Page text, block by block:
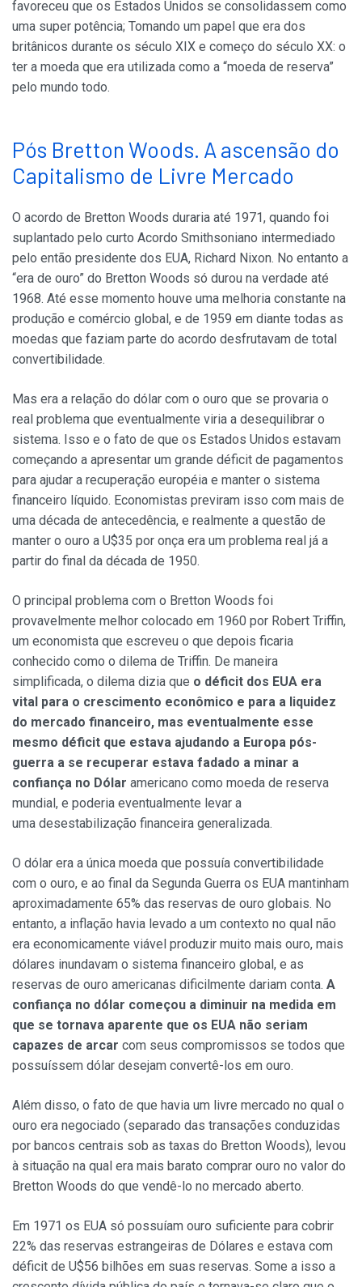
favoreceu que os Estados Unidos se consolidassem como
uma super potência; Tomando um papel que era dos
britânicos durante os século XIX e começo do século XX: o
ter a moeda que era utilizada como a “moeda de reserva”
pelo mundo todo.
Pós Bretton Woods. A ascensão do
Capitalismo de Livre Mercado
O acordo de Bretton Woods duraria até 1971, quando foi
suplantado pelo curto Acordo Smithsoniano intermediado
pelo então presidente dos EUA, Richard Nixon. No entanto a
“era de ouro” do Bretton Woods só durou na verdade até
1968. Até esse momento houve uma melhoria constante na
produção e comércio global, e de 1959 em diante todas as
moedas que faziam parte do acordo desfrutavam de total
convertibilidade.
Mas era a relação do dólar com o ouro que se provaria o
real problema que eventualmente viria a desequilibrar o
sistema. Isso e o fato de que os Estados Unidos estavam
começando a apresentar um grande déficit de pagamentos
para ajudar a recuperação européia e manter o sistema
financeiro líquido. Economistas previram isso com mais de
uma década de antecedência, e realmente a questão de
manter o ouro a U$35 por onça era um problema real já a
partir do final da década de 1950.
O principal problema com o Bretton Woods foi
provavelmente melhor colocado em 1960 por Robert Triffin,
um economista que escreveu o que depois ficaria
conhecido como o dilema de Triffin. De maneira
simplificada, o dilema dizia que o déficit dos EUA era
vital para o crescimento econômico e para a liquidez
do mercado financeiro, mas eventualmente esse
mesmo déficit que estava ajudando a Europa pós-
guerra a se recuperar estava fadado a minar a
confiança no Dólar americano como moeda de reserva
mundial, e poderia eventualmente levar a
uma desestabilização financeira generalizada.
O dólar era a única moeda que possuía convertibilidade
com o ouro, e ao final da Segunda Guerra os EUA mantinham
aproximadamente 65% das reservas de ouro globais. No
entanto, a inflação havia levado a um contexto no qual não
era economicamente viável produzir muito mais ouro, mais
dólares inundavam o sistema financeiro global, e as
reservas de ouro americanas dificilmente dariam conta. A
confiança no dólar começou a diminuir na medida em
que se tornava aparente que os EUA não seriam
capazes de arcar com seus compromissos se todos que
possuíssem dólar desejam convertê-los em ouro.
Além disso, o fato de que havia um livre mercado no qual o
ouro era negociado (separado das transações conduzidas
por bancos centrais sob as taxas do Bretton Woods), levou
à situação na qual era mais barato comprar ouro no valor do
Bretton Woods do que vendê-lo no mercado aberto.
Em 1971 os EUA só possuíam ouro suficiente para cobrir
22% das reservas estrangeiras de Dólares e estava com
déficit de U$56 bilhões em suas reservas. Some a isso a